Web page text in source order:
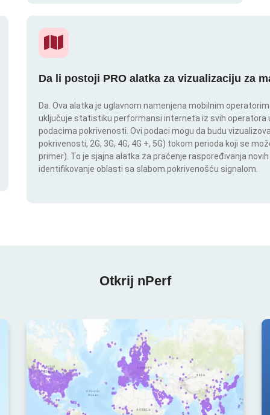
Da li postoji PRO alatka za vizualizaciju za
Da. Ova alatka je uglavnom namenjena mobilnim
uključuje statistiku performansi interneta iz svih
podacima pokrivenosti. Ovi podaci mogu da budu
pokrivenosti, 2G, 3G, 4G, 4G +, 5G) tokom perioda koji se
primer). To je sjajna alatka za praćenje raspoređivanja
identifikovanje oblasti sa slabom pokrivenošću signalom.
Otkrij nPerf